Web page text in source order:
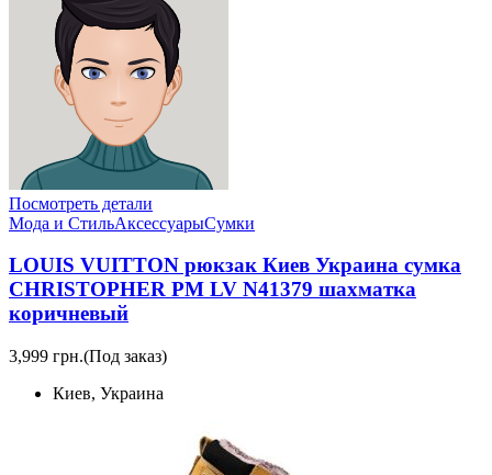
Посмотреть детали
Мода и СтильАксессуарыСумки
LOUIS VUITTON рюкзак Киев Украина сумка
CHRISTOPHER PM LV N41379 шахматка
коричневый
3,999 грн.(Под заказ)
Киев, Украина